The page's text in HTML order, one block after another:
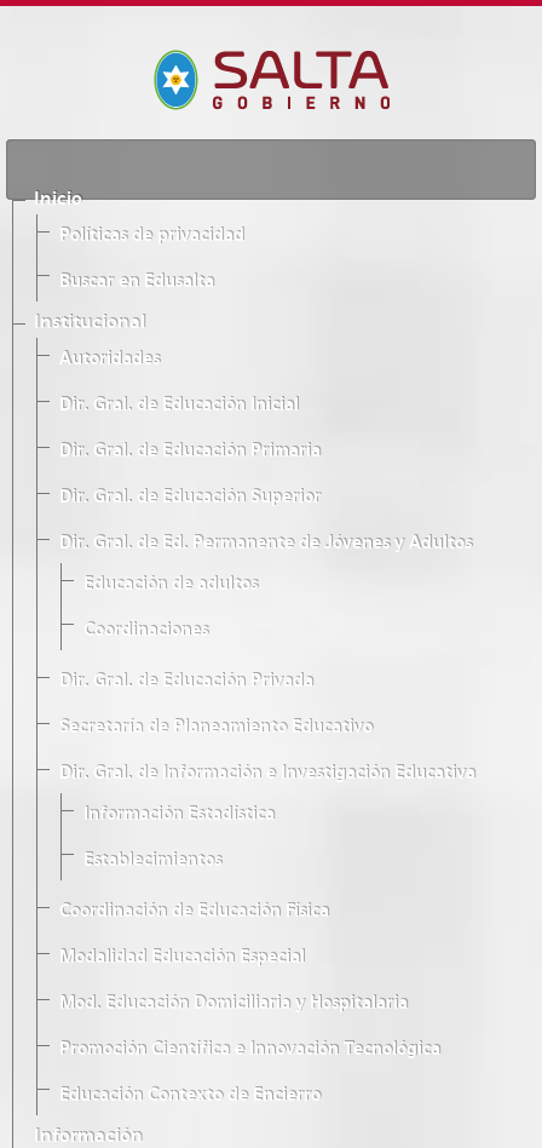
Inicio
Políticas de privacidad
Buscar en Edusalta
Institucional
Autoridades
Dir. Gral. de Educación Inicial
Dir. Gral. de Educación Primaria
Dir. Gral. de Educación Superior
Dir. Gral. de Ed. Permanente de Jóvenes y Adultos
Educación de adultos
Coordinaciones
Dir. Gral. de Educación Privada
Secretaría de Planeamiento Educativo
Dir. Gral. de Información e Investigación Educativa
Información Estadística
Establecimientos
Coordinación de Educación Física
Modalidad Educación Especial
Mod. Educación Domiciliaria y Hospitalaria
Promoción Científica e Innovación Tecnológica
Educación Contexto de Encierro
Información